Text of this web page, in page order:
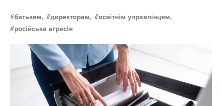
батькам, директорам,
освітнім управлінцям,
російська агресія